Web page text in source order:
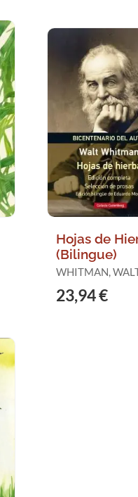
Hojas de
(Bilingue)
WHITMAN,
23,94 €